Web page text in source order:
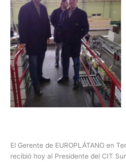
El Gerente de EUROPLÁTANO en
recibió hoy al Presidente del CIT